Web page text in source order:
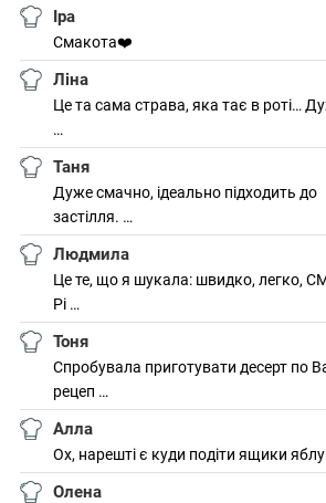
Іра
Смакота❤️
Ліна
Це та сама страва, яка тає в роті…
…
Таня
Дуже смачно, ідеально підходить до
застілля. …
Людмила
Це те, що я шукала: швидко, легко,
Рі …
Тоня
Спробувала приготувати десерт по
рецеп …
Алла
Ох, нарешті є куди подіти ящики
Олена